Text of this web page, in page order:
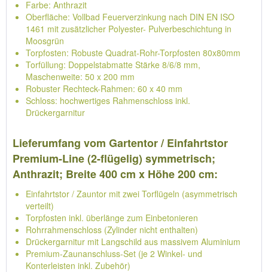
Farbe: Anthrazit
Oberfläche: Vollbad Feuerverzinkung nach DIN EN ISO
1461 mit zusätzlicher Polyester- Pulverbeschichtung in
Moosgrün
Torpfosten: Robuste Quadrat-Rohr-Torpfosten 80x80mm
Torfüllung: Doppelstabmatte Stärke 8/6/8 mm,
Maschenweite: 50 x 200 mm
Robuster Rechteck-Rahmen: 60 x 40 mm
Schloss: hochwertiges Rahmenschloss inkl.
Drückergarnitur
Lieferumfang vom Gartentor / Einfahrtstor
Premium-Line (2-flügelig) symmetrisch;
Anthrazit; Breite 400 cm x Höhe 200 cm:
Einfahrtstor / Zauntor mit zwei Torflügeln (asymmetrisch
verteilt)
Torpfosten inkl. überlänge zum Einbetonieren
Rohrrahmenschloss (Zylinder nicht enthalten)
Drückergarnitur mit Langschild aus massivem Aluminium
Premium-Zaunanschluss-Set (je 2 Winkel- und
Konterleisten inkl. Zubehör)